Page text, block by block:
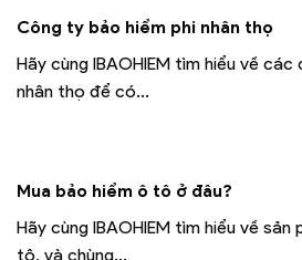
Công ty bảo hiểm phi nhân thọ
Hãy cùng IBAOHIEM tìm hiểu về
nhân thọ để có...
Mua bảo hiểm ô tô ở đâu?
Hãy cùng IBAOHIEM tìm hiểu về sản
tô, và chùng...